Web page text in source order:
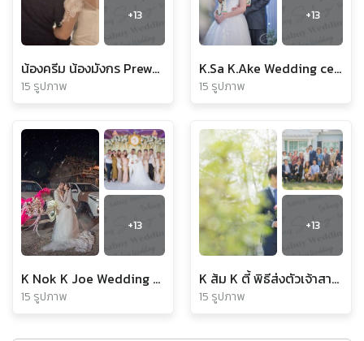
+13
น้องครีม น้องมังกร Prewedding Day
15 รูปภาพ
+13
K.Sa K.Ake Wedding ceremony
15 รูปภาพ
+13
K Nok K Joe Wedding Day
15 รูปภาพ
+13
K ส้ม K ตี้ พิธีส่งตัวเจ้าสาว ^^
15 รูปภาพ